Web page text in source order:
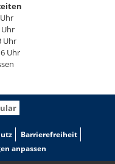
Uhr
Uhr
Uhr
Barrierefreiheit
anpassen